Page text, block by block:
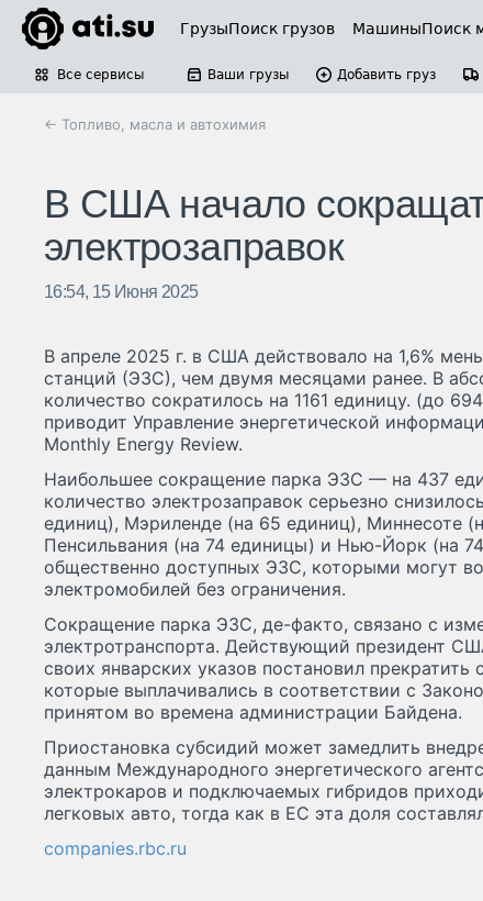
ГрузыПоиск грузов МашиныПоиск
Все сервисы Ваши грузы Добавить груз
← Топливо, масла и автохимия
В США начало
электрозаправок
16:54, 15 Июня 2025
В апреле 2025 г. в США действовало на 1,6%
станций (ЭЗС), чем двумя месяцами ранее. В
количество сократилось на 1161 единицу. (до
приводит Управление энергетической
Monthly Energy Review.
Наибольшее сокращение парка ЭЗС — на 437
количество электрозаправок серьезно
единиц), Мэриленде (на 65 единиц), Миннесоте
Пенсильвания (на 74 единицы) и Нью-Йорк (на
общественно доступных ЭЗС, которыми могут
электромобилей без ограничения.
Сокращение парка ЭЗС, де-факто, связано с
электротранспорта. Действующий президент
своих январских указов постановил
которые выплачивались в соответствии с
принятом во времена администрации Байдена.
Приостановка субсидий может замедлить
данным Международного энергетического
электрокаров и подключаемых гибридов
легковых авто, тогда как в ЕС эта доля
companies.rbc.ru